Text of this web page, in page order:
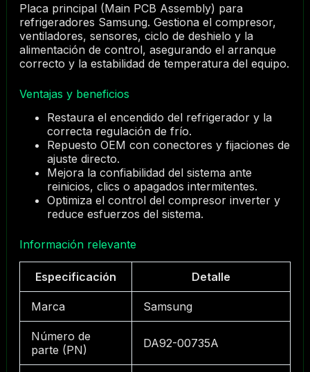
Placa principal (Main PCB Assembly) para
refrigeradores Samsung. Gestiona el compresor,
ventiladores, sensores, ciclo de deshielo y la
alimentación de control, asegurando el arranque
correcto y la estabilidad de temperatura del equipo.
Ventajas y beneficios
Restaura el encendido del refrigerador y la
correcta regulación de frío.
Repuesto OEM con conectores y fijaciones de
ajuste directo.
Mejora la confiabilidad del sistema ante
reinicios, clics o apagados intermitentes.
Optimiza el control del compresor inverter y
reduce esfuerzos del sistema.
Información relevante
Especificación Detalle
Marca Samsung
Número de
parte (PN)
DA92-00735A